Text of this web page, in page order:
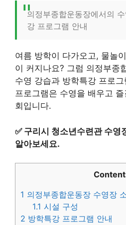
의정부종합운동장에서의
강 프로그램 안내
여름 방학이 다가오고, 물놀
이 커지나요? 그럼 의정부종
수영 강습과 방학특강 프로
프로그램은 수영을 배우고
회입니다.
✅ 구리시 청소년수련관 수영
알아보세요.
1 의정부종합운동장 수영장
1.1 시설 구성
2 방학특강 프로그램 안내